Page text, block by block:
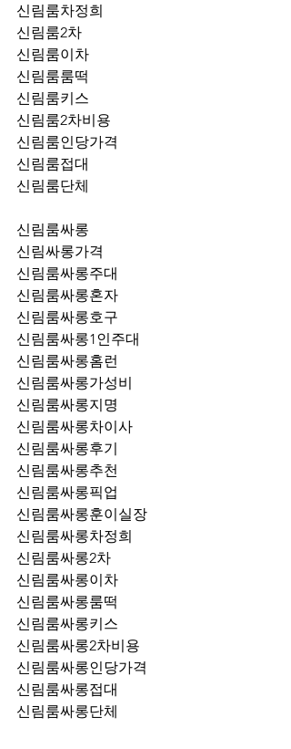
신림룸차정희
신림룸2차
신림룸이차
신림룸룸떡
신림룸키스
신림룸2차비용
신림룸인당가격
신림룸접대
신림룸단체
신림룸싸롱
신림싸롱가격
신림룸싸롱주대
신림룸싸롱혼자
신림룸싸롱호구
신림룸싸롱1인주대
신림룸싸롱홈런
신림룸싸롱가성비
신림룸싸롱지명
신림룸싸롱차이사
신림룸싸롱후기
신림룸싸롱추천
신림룸싸롱훈이실장
신림룸싸롱차정희
신림룸싸롱2차
신림룸싸롱이차
신림룸싸롱룸떡
신림룸싸롱키스
신림룸싸롱2차비용
신림룸싸롱인당가격
신림룸싸롱접대
신림룸싸롱단체